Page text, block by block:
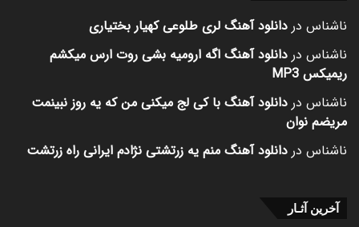
ناشناس در دانلود آهنگ لری طلوعی کهیار بختیاری
ناشناس در دانلود آهنگ اگه ارومیه بشی روت ارس میکشم
ریمیکس MP3
ناشناس در دانلود آهنگ با کی لج میکنی من که یه روز نبینمت
مریضم نوان
ناشناس در دانلود آهنگ منم یه زرتشتی نژادم ایرانی راه زرتشت
آخرین آثـار